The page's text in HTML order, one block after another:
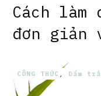
Cách làm
đơn giản
CÔNG THỨC Dấm